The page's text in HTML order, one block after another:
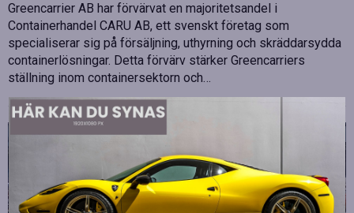
Greencarrier AB har förvärvat en majoritetsandel i
Containerhandel CARU AB, ett svenskt företag som
specialiserar sig på försäljning, uthyrning och skräddarsydda
containerlösningar. Detta förvärv stärker Greencarriers
ställning inom containersektorn och…